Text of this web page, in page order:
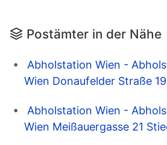
Postämter in der Nähe
Abholstation Wien -
Wien Donaufelder Straße
Abholstation Wien -
Wien Meißauergasse 21